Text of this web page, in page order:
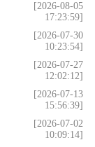
[2026-08-05
17:23:59]
[2026-07-30
10:23:54]
[2026-07-27
12:02:12]
[2026-07-13
15:56:39]
[2026-07-02
10:09:14]